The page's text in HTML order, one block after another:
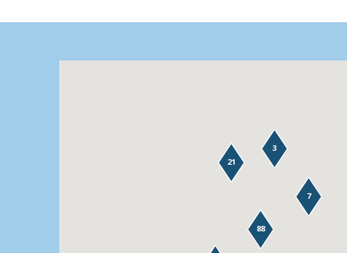
88
7
21
3